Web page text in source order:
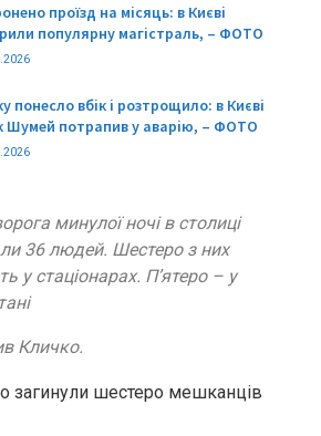
проїзд на місяць: в Києві
популярну магістраль, – ФОТО
понесло вбік і розтрощило: в Києві
Шумей потрапив у аварію, – ФОТО
минулої ночі в столиці
36 людей. Шестеро з них
у стаціонарах. Пʼятеро – у
Кличко.
загинули шестеро мешканців